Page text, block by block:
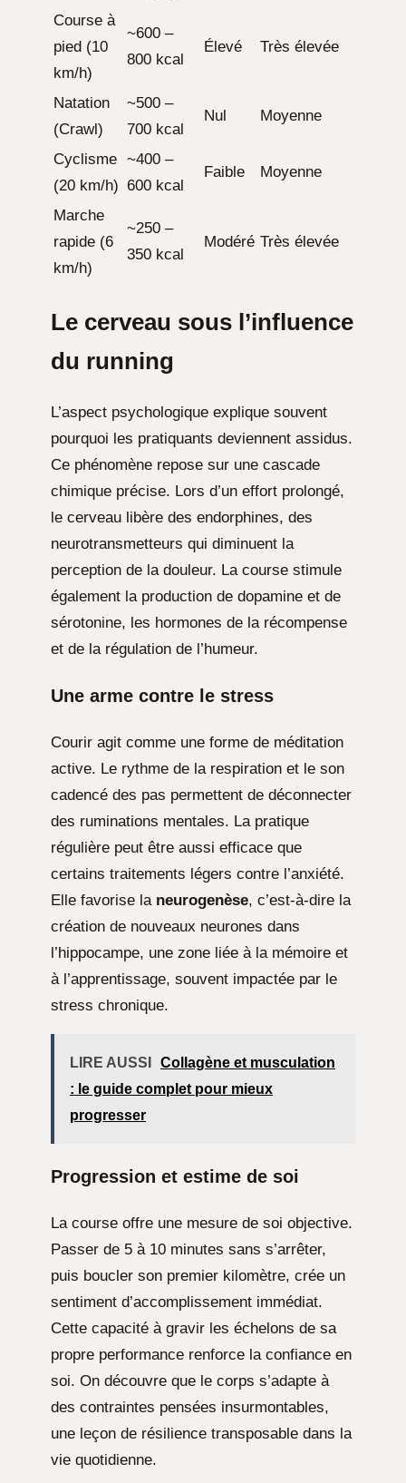
Course à
pied (10
km/h)
~600 –
800 kcal
Élevé Très élevée
Natation
(Crawl)
~500 –
700 kcal
Nul Moyenne
Cyclisme
(20 km/h)
~400 –
600 kcal
Faible Moyenne
Marche
rapide (6
km/h)
~250 –
350 kcal
Modéré Très élevée
Le cerveau sous l’influence
du running
L’aspect psychologique explique souvent
pourquoi les pratiquants deviennent assidus.
Ce phénomène repose sur une cascade
chimique précise. Lors d’un effort prolongé,
le cerveau libère des endorphines, des
neurotransmetteurs qui diminuent la
perception de la douleur. La course stimule
également la production de dopamine et de
sérotonine, les hormones de la récompense
et de la régulation de l’humeur.
Une arme contre le stress
Courir agit comme une forme de méditation
active. Le rythme de la respiration et le son
cadencé des pas permettent de déconnecter
des ruminations mentales. La pratique
régulière peut être aussi efficace que
certains traitements légers contre l’anxiété.
Elle favorise la neurogenèse, c’est-à-dire la
création de nouveaux neurones dans
l’hippocampe, une zone liée à la mémoire et
à l’apprentissage, souvent impactée par le
stress chronique.
LIRE AUSSI
Collagène et musculation
: le guide complet pour mieux
progresser
Progression et estime de soi
La course offre une mesure de soi objective.
Passer de 5 à 10 minutes sans s’arrêter,
puis boucler son premier kilomètre, crée un
sentiment d’accomplissement immédiat.
Cette capacité à gravir les échelons de sa
propre performance renforce la confiance en
soi. On découvre que le corps s’adapte à
des contraintes pensées insurmontables,
une leçon de résilience transposable dans la
vie quotidienne.